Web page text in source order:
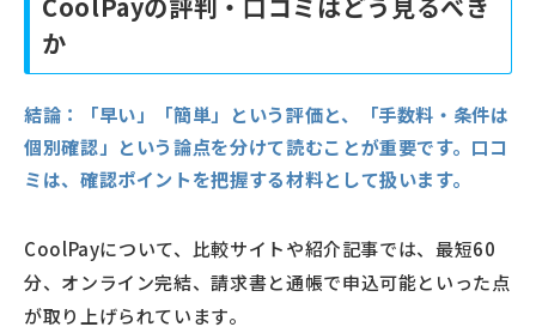
か
結論：
「早い」「簡単」という評価と、「手数料・条件は
個別確認」という論点を分けて読むことが重要です。口コ
ミは、確認ポイントを把握する材料として扱います。
CoolPayについて、比較サイトや紹介記事では、最短60
分、オンライン完結、請求書と通帳で申込可能といった点
が取り上げられています。